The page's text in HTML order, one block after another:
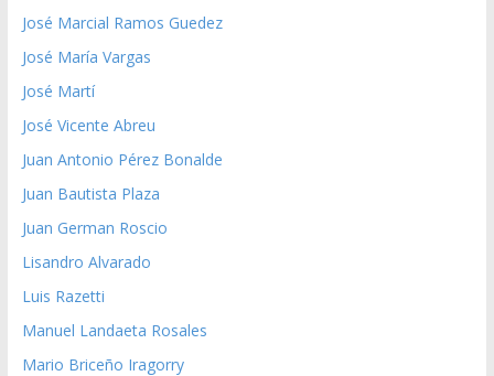
José Marcial Ramos Guedez
José María Vargas
José Martí
José Vicente Abreu
Juan Antonio Pérez Bonalde
Juan Bautista Plaza
Juan German Roscio
Lisandro Alvarado
Luis Razetti
Manuel Landaeta Rosales
Mario Briceño Iragorry